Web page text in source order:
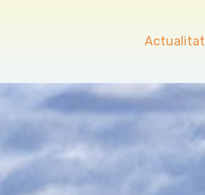
Actualitat